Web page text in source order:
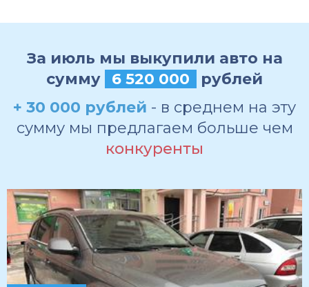
За июль мы выкупили авто на
сумму
6 520 000
рублей
+ 30 000 рублей - в среднем на эту
сумму мы предлагаем больше чем
конкуренты